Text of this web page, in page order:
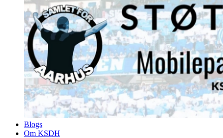
Blogs
Om KSDH